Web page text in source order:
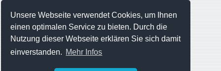
Unsere Webseite verwendet Cookies, um Ihnen
einen optimalen Service zu bieten. Durch die
Nutzung dieser Webseite erklären Sie sich damit
einverstanden. Mehr Infos